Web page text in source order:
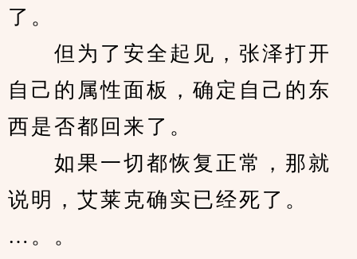
了。
但为了安全起见，张泽打开
自己的属性面板，确定自己的东
西是否都回来了。
如果一切都恢复正常，那就
说明，艾莱克确实已经死了。
…。。